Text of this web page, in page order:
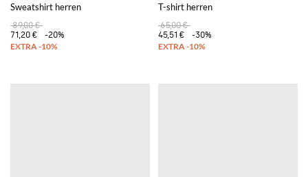
Sweatshirt herren
89,00 €
71,20 €
-20%
T-shirt herren
65,00 €
45,51 €
-30%